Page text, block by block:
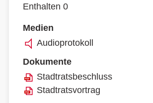
Enthalten 0
Medien
Audioprotokoll
Dokumente
Stadtratsbeschluss
Stadtratsvortrag